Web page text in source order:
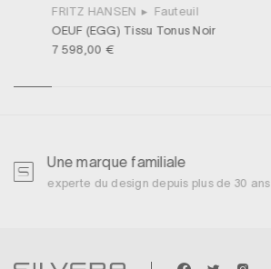
FRITZ HANSEN ▸ Fauteuil
OEUF (EGG) Tissu Tonus Noir
7 598,00 €
Une marque familiale
experte du design depuis plus de 30 ans